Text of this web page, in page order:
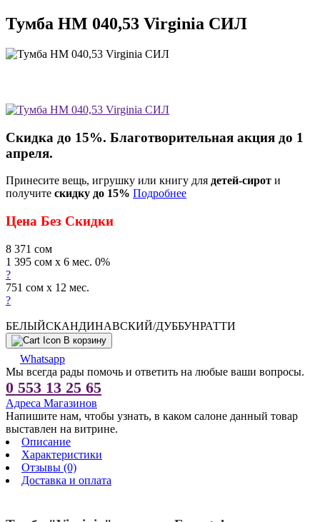
Тумба НМ 040,53 Virginia СИЛ
Скидка до 15%. Благотворительная акция до 1
апреля.
Принесите вещь, игрушку или книгу для детей-сирот и
получите скидку до 15% Подробнее
Цена Без Скидки
8 371 сом
1 395 сом x 6 мес. 0%
?
751 сом x 12 мес.
?
БЕЛЫЙСКАНДИНАВСКИЙ/ДУББУНРАТТИ
В корзину
Whatsapp
Мы всегда рады помочь и ответить на любые ваши вопросы.
0 553 13 25 65
Адреса Магазинов
Напишите нам, чтобы узнать, в каком салоне данный товар
выставлен на витрине.
Описание
Характеристики
Отзывы (0)
Доставка и оплата